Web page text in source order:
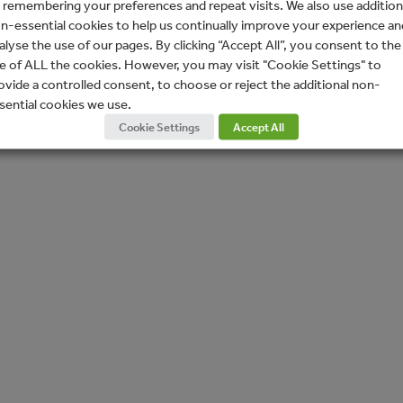
remembering your preferences and repeat visits. We also use
essential cookies to help us continually improve your experience
the use of our pages. By clicking “Accept All”, you consent to the
of ALL the cookies. However, you may visit "Cookie Settings" to
a controlled consent, to choose or reject the additional non-
cookies we use.
Cookie Settings Accept All